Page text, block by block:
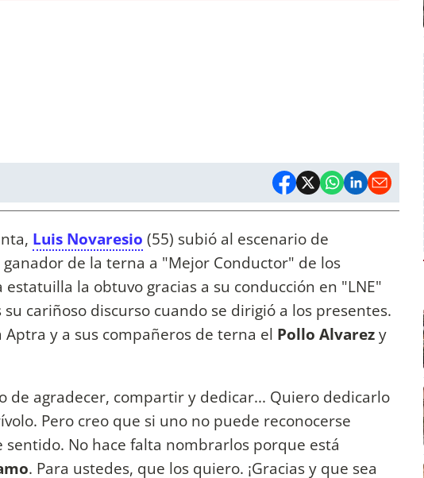
Luis Novaresio (55) subió al escenario de
de la terna a "Mejor Conductor" de los
la obtuvo gracias a su conducción en "LNE"
cariñoso discurso cuando se dirigió a los presentes.
y a sus compañeros de terna el Pollo Alvarezy
de agradecer, compartir y dedicar... Quiero dedicarlo
Pero creo que si uno no puede reconocerse
No hace falta nombrarlos porque está
. Para ustedes, que los quiero. ¡Gracias y que sea